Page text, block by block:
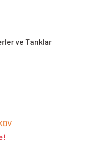
ve Tanklar